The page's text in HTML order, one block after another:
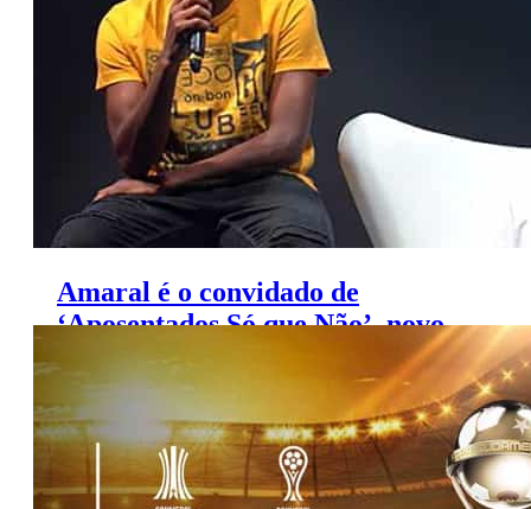
Amaral é o convidado de
‘Aposentados Só que Não’, novo
quadro do ‘Esporte Espetacular’